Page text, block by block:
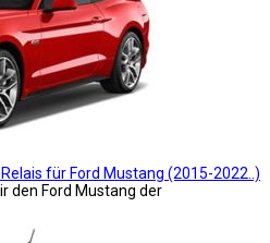
für Ford Mustang (2015-2022..)
den Ford Mustang der